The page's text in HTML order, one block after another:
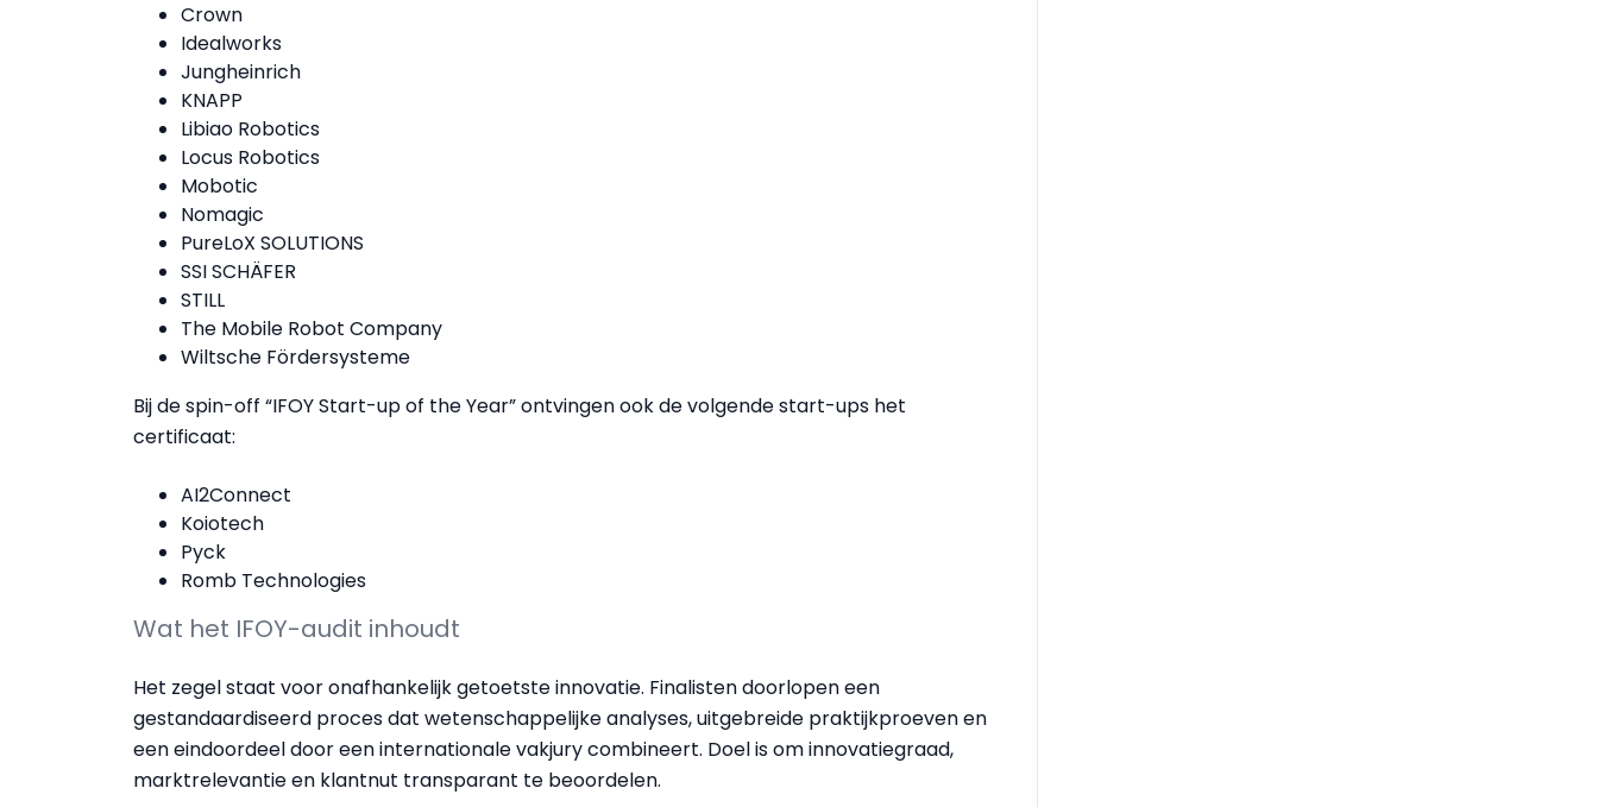
Crown
Idealworks
Jungheinrich
KNAPP
Libiao Robotics
Locus Robotics
Mobotic
Nomagic
PureLoX SOLUTIONS
SSI SCHÄFER
STILL
The Mobile Robot Company
Wiltsche Fördersysteme
Bij de spin-off “IFOY Start-up of the Year” ontvingen ook de volgende start-ups het
certificaat:
AI2Connect
Koiotech
Pyck
Romb Technologies
Wat het IFOY-audit inhoudt
Het zegel staat voor onafhankelijk getoetste innovatie. Finalisten doorlopen een
gestandaardiseerd proces dat wetenschappelijke analyses, uitgebreide praktijkproeven en
een eindoordeel door een internationale vakjury combineert. Doel is om innovatiegraad,
marktrelevantie en klantnut transparant te beoordelen.